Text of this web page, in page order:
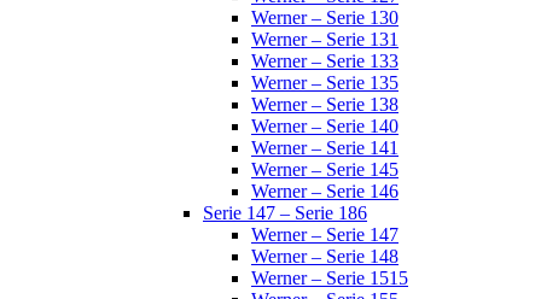
Werner – Serie 130
Werner – Serie 131
Werner – Serie 133
Werner – Serie 135
Werner – Serie 138
Werner – Serie 140
Werner – Serie 141
Werner – Serie 145
Werner – Serie 146
Serie 147 – Serie 186
Werner – Serie 147
Werner – Serie 148
Werner – Serie 1515